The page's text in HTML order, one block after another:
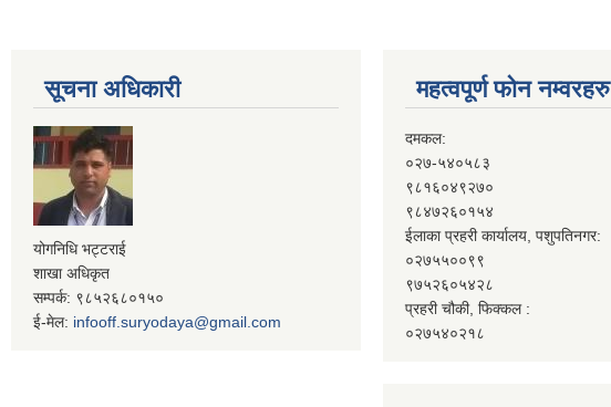
सूचना अधिकारी
योगनिधि भट्टराई
शाखा अधिकृत
सम्पर्क: ९८५२६८०१५०
ई-मेल: infooff.suryodaya@gmail.com
महत्वपूर्ण फोन नम्वरहरु
दमकल:
०२७-५४०५८३
९८१६०४९२७०
९८४७२६०१५४
ईलाका प्रहरी कार्यालय, पशुपतिनगर:
०२७५५००९९
९७५२६०५४२८
प्रहरी चौकी, फिक्कल :
०२७५४०२१८